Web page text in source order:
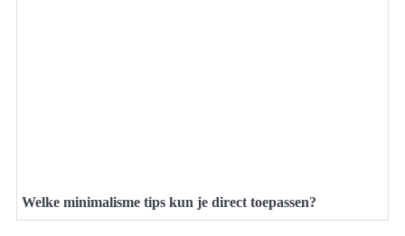
Welke minimalisme tips kun je direct toepassen?